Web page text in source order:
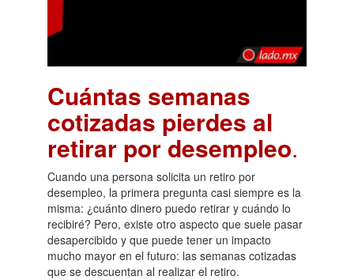
Cuántas semanas
cotizadas pierdes al
retirar por desempleo.
Cuando una persona solicita un retiro por
desempleo, la primera pregunta casi siempre es la
misma: ¿cuánto dinero puedo retirar y cuándo lo
recibiré? Pero, existe otro aspecto que suele pasar
desapercibido y que puede tener un impacto
mucho mayor en el futuro: las semanas cotizadas
que se descuentan al realizar el retiro.